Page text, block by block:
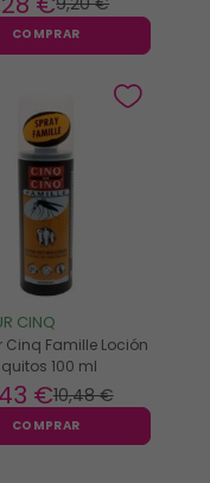
COMPRAR
CINQ
Cinq Famille Loción
100 ml
10,48 €
€
COMPRAR